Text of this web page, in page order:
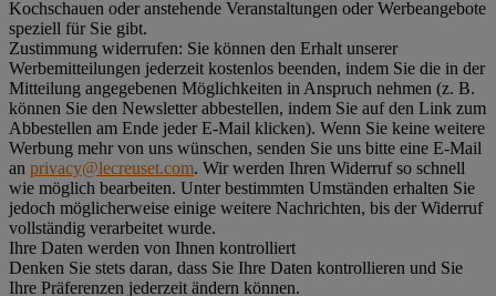
Kochschauen oder anstehende Veranstaltungen oder Werbeangebote
speziell für Sie gibt.
Zustimmung widerrufen: Sie können den Erhalt unserer
Werbemitteilungen jederzeit kostenlos beenden, indem Sie die in der
Mitteilung angegebenen Möglichkeiten in Anspruch nehmen (z. B.
können Sie den Newsletter abbestellen, indem Sie auf den Link zum
Abbestellen am Ende jeder E-Mail klicken). Wenn Sie keine weitere
Werbung mehr von uns wünschen, senden Sie uns bitte eine E-Mail
an privacy@lecreuset.com. Wir werden Ihren Widerruf so schnell
wie möglich bearbeiten. Unter bestimmten Umständen erhalten Sie
jedoch möglicherweise einige weitere Nachrichten, bis der Widerruf
vollständig verarbeitet wurde.
Ihre Daten werden von Ihnen kontrolliert
Denken Sie stets daran, dass Sie Ihre Daten kontrollieren und Sie
Ihre Präferenzen jederzeit ändern können.